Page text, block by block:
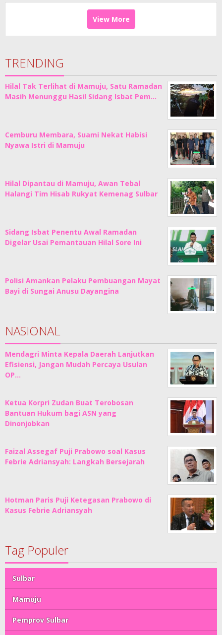
View More
TRENDING
Hilal Tak Terlihat di Mamuju, Satu Ramadan
Masih Menunggu Hasil Sidang Isbat Pem…
Cemburu Membara, Suami Nekat Habisi
Nyawa Istri di Mamuju
Hilal Dipantau di Mamuju, Awan Tebal
Halangi Tim Hisab Rukyat Kemenag Sulbar
Sidang Isbat Penentu Awal Ramadan
Digelar Usai Pemantauan Hilal Sore Ini
Polisi Amankan Pelaku Pembuangan Mayat
Bayi di Sungai Anusu Dayangina
NASIONAL
Mendagri Minta Kepala Daerah Lanjutkan
Efisiensi, Jangan Mudah Percaya Usulan
OP…
Ketua Korpri Zudan Buat Terobosan
Bantuan Hukum bagi ASN yang
Dinonjobkan
Faizal Assegaf Puji Prabowo soal Kasus
Febrie Adriansyah: Langkah Bersejarah
Hotman Paris Puji Ketegasan Prabowo di
Kasus Febrie Adriansyah
Tag Populer
Sulbar
Mamuju
Pemprov Sulbar